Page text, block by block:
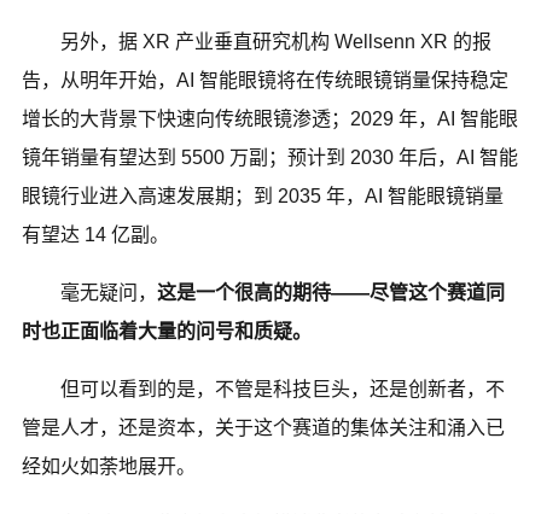
另外，据 XR 产业垂直研究机构 Wellsenn XR 的报
告，从明年开始，AI 智能眼镜将在传统眼镜销量保持稳定
增长的大背景下快速向传统眼镜渗透；2029 年，AI 智能眼
镜年销量有望达到 5500 万副；预计到 2030 年后，AI 智能
眼镜行业进入高速发展期；到 2035 年，AI 智能眼镜销量
有望达 14 亿副。
毫无疑问， 这是一个很高的期待——尽管这个赛道同
时也正面临着大量的问号和质疑。
但可以看到的是，不管是科技巨头，还是创新者，不
管是人才，还是资本，关于这个赛道的集体关注和涌入已
经如火如荼地展开。